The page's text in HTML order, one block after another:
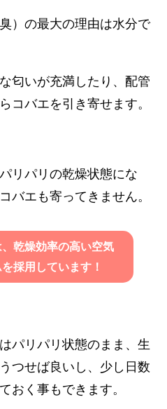
）の最大の理由は水分で
匂いが充満したり、配管
コバエを引き寄せます。
リパリの乾燥状態にな
バエも寄ってきません。
乾燥効率の高い空気
採用しています！
パリパリ状態のまま、生
つせば良いし、少し日数
おく事もできます。